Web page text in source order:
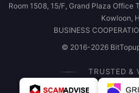
Room 1508, 15/F, Grand Plaza Office
Kowloon,
BUSINESS
© 2016-2026
TRUSTED &